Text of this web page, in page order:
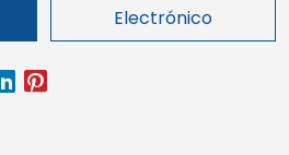
Electrónico